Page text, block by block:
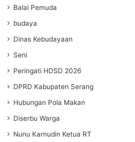
Balai Pemuda
budaya
Dinas Kebudayaan
Seni
Peringati HDSD 2026
DPRD Kabupaten Serang
Hubungan Pola Makan
Diserbu Warga
Nunu Karnudin Ketua RT